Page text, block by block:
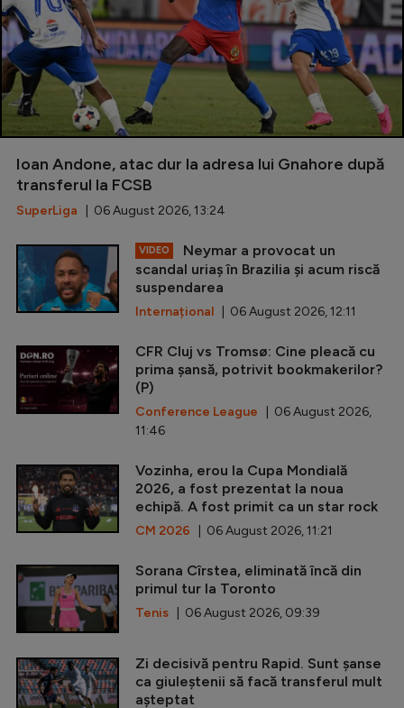
Ioan Andone, atac dur la adresa lui Gnahore după
transferul la FCSB
SuperLiga | 06 August 2026, 13:24
VIDEO
Neymar a provocat un
scandal uriaș în Brazilia și acum riscă
suspendarea
Internațional | 06 August 2026, 12:11
CFR Cluj vs Tromsø: Cine pleacă cu
prima șansă, potrivit bookmakerilor?
(P)
Conference League | 06 August 2026,
11:46
Vozinha, erou la Cupa Mondială
2026, a fost prezentat la noua
echipă. A fost primit ca un star rock
CM 2026 | 06 August 2026, 11:21
Sorana Cîrstea, eliminată încă din
primul tur la Toronto
Tenis | 06 August 2026, 09:39
Zi decisivă pentru Rapid. Sunt șanse
ca giuleștenii să facă transferul mult
așteptat